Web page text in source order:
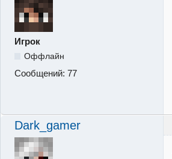
Игрок
Оффлайн
Сообщений: 77
Dark_gamer